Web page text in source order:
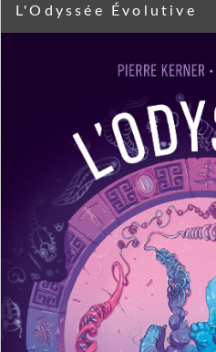
L'Odyssée Évolutive